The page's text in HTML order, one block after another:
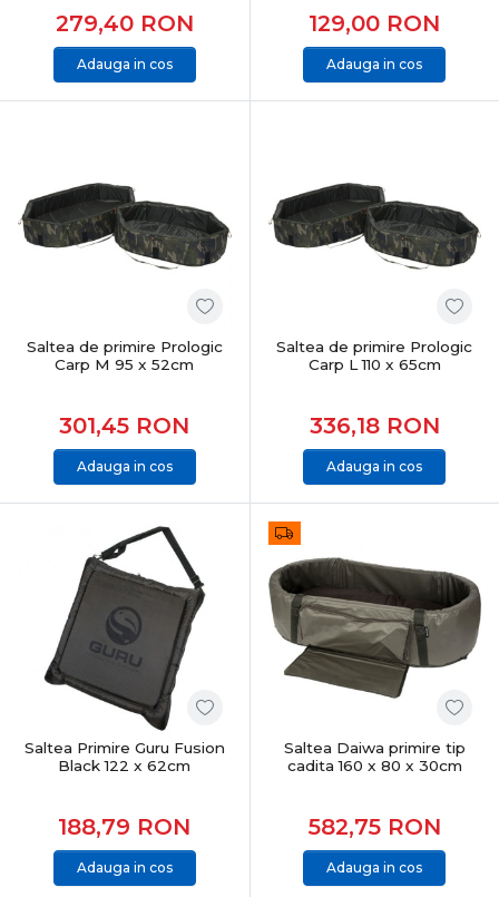
279,40 RON
Adauga in cos
129,00 RON
Adauga in cos
Saltea de primire Prologic
Carp M 95 x 52cm
301,45 RON
Adauga in cos
Saltea de primire Prologic
Carp L 110 x 65cm
336,18 RON
Adauga in cos
Saltea Primire Guru Fusion
Black 122 x 62cm
188,79 RON
Adauga in cos
Saltea Daiwa primire tip
cadita 160 x 80 x 30cm
582,75 RON
Adauga in cos